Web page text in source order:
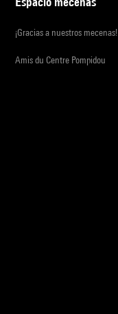
¡Gracias a nuestros mecenas!
Amis du Centre Pompidou